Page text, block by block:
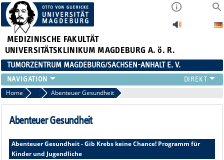
MEDIZINISCHE FAKULTÄT
UNIVERSITÄTSKLINIKUM MAGDEBURG A. ö. R.
TUMORZENTRUM MAGDEBURG/SACHSEN-ANHALT E. V.
ÜBER UNS
TEAM
AKTUELLES
PROJEKTE
ARBEITSGRUPPEN
Home Familien-Infotag "Aktiv gegen Krebs" 2024
Abenteuer Gesundheit
Abenteuer Gesundheit
Abenteuer Gesundheit - Gib Krebs keine Chance! Programm für
Kinder und Jugendliche